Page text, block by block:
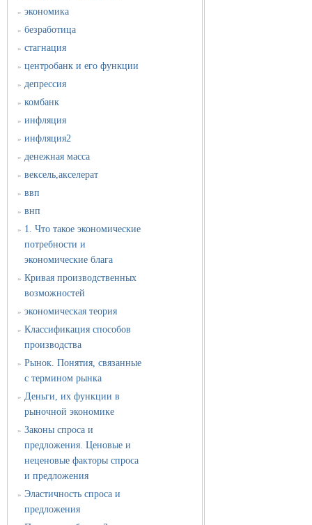
» экономика
» безработица
» стагнация
» центробанк и его функции
» депрессия
» комбанк
» инфляция
» инфляция2
» денежная масса
» вексель,акселерат
» ввп
» внп
» 1. Что такое экономические
потребности и
экономические блага
» Кривая производственных
возможностей
» экономическая теория
» Классификация способов
производства
» Рынок. Понятия, связанные
с термином рынка
» Деньги, их функции в
рыночной экономике
» Законы спроса и
предложения. Ценовые и
неценовые факторы спроса
и предложения
» Эластичность спроса и
предложения